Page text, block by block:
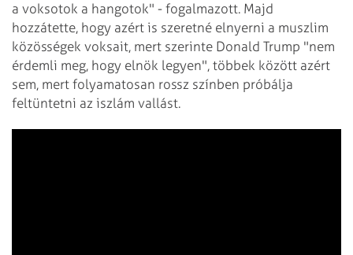
a voksotok a hangotok" - fogalmazott. Majd
hozzátette, hogy azért is szeretné elnyerni a muszlim
közösségek voksait, mert szerinte Donald Trump "nem
érdemli meg, hogy elnök legyen", többek között azért
sem, mert folyamatosan rossz színben próbálja
feltüntetni az iszlám vallást.